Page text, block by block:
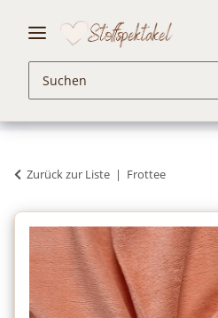
Zurück zur Liste Frottee